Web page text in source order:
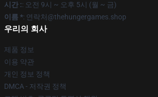
시간 :: 오전 9시 ~ 오후 5시 (월 ~ 금)
이름 *: 연락처@thehungergames.shop
우리의 회사
제품 정보
이용 약관
개인 정보 정책
DMCA - 저작권 정책